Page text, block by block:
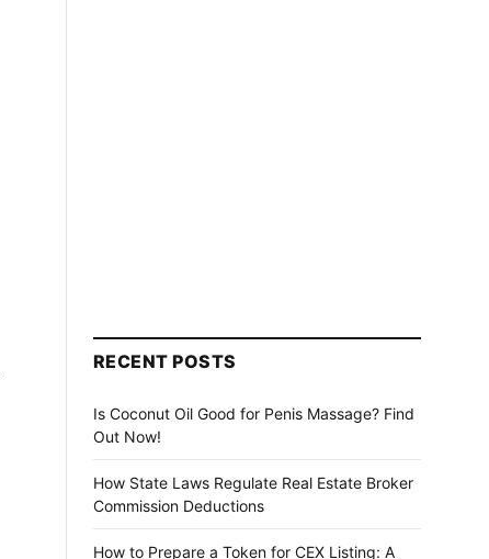
RECENT POSTS
Is Coconut Oil Good for Penis Massage? Find
Out Now!
How State Laws Regulate Real Estate Broker
Commission Deductions
How to Prepare a Token for CEX Listing: A